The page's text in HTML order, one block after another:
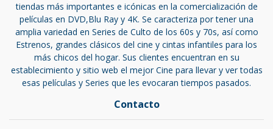
tiendas más importantes e icónicas en la comercialización de
películas en DVD,Blu Ray y 4K. Se caracteriza por tener una
amplia variedad en Series de Culto de los 60s y 70s, así como
Estrenos, grandes clásicos del cine y cintas infantiles para los
más chicos del hogar. Sus clientes encuentran en su
establecimiento y sitio web el mejor Cine para llevar y ver todas
esas películas y Series que les evocaran tiempos pasados.
Contacto